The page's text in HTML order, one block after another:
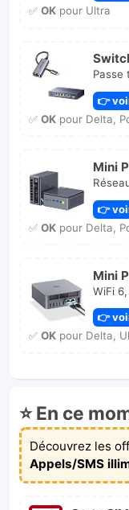
✅ OKpour Ultra
Passe
👉
✅ OKpour Delta,
Mini
👉
✅ OKpour Delta,
Mini
WiFi
👉
✅ OKpour Delta,
⭐ En ce
Découvrez les
Appels/SMS